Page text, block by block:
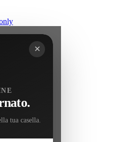
✕
tua casella.